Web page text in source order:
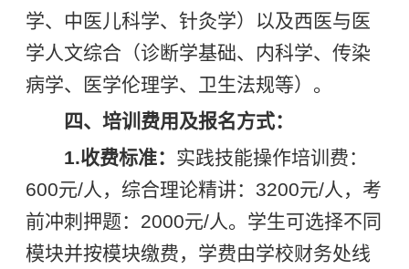
学、中医儿科学、针灸学）以及西医与医
学人文综合（诊断学基础、内科学、传染
病学、医学伦理学、卫生法规等）。
四、培训费用及报名方式：
1.收费标准： 实践技能操作培训费：
600元/人，综合理论精讲：3200元/人，考
前冲刺押题：2000元/人。学生可选择不同
模块并按模块缴费，学费由学校财务处线